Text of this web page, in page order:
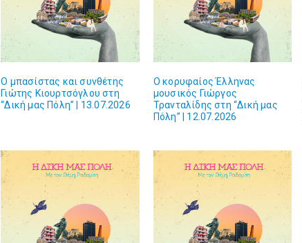
Ο μπασίστας και συνθέτης
Γιώτης Κιουρτσόγλου στη
“Δική μας Πόλη” | 13.07.2026
Ο κορυφαίος Έλληνας
μουσικός Γιώργος
Τρανταλίδης στη “Δική μας
Πόλη” | 12.07.2026